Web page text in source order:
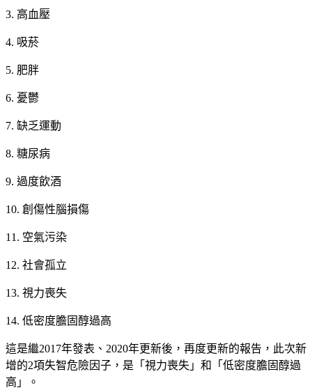
3. 高血壓
4. 吸菸
5. 肥胖
6. 憂鬱
7. 缺乏運動
8. 糖尿病
9. 過度飲酒
10. 創傷性腦損傷
11. 空氣污染
12. 社會孤立
13. 視力喪失
14. 低密度膽固醇過高
這是繼2017年發表、2020年更新後，再度更新的報告，此次新
增的2項失智危險因子，是「視力喪失」和「低密度膽固醇過
高」。